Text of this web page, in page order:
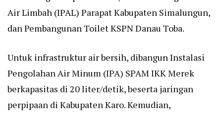
Air Limbah (IPAL) Parapat Kabupaten Simalungun,
dan Pembangunan Toilet KSPN Danau Toba.
Untuk infrastruktur air bersih, dibangun Instalasi
Pengolahan Air Minum (IPA) SPAM IKK Merek
berkapasitas di 20 liter/detik, beserta jaringan
perpipaan di Kabupaten Karo. Kemudian,